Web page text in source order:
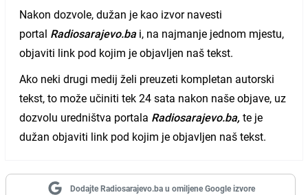
Nakon dozvole, dužan je kao izvor navesti
portal Radiosarajevo.bai, na najmanje jednom mjestu,
objaviti link pod kojim je objavljen naš tekst.
Ako neki drugi medij želi preuzeti kompletan autorski
tekst, to može učiniti tek 24 sata nakon naše objave, uz
dozvolu uredništva portala Radiosarajevo.ba, te je
dužan objaviti link pod kojim je objavljen naš tekst.
Dodajte Radiosarajevo.ba u omiljene Google izvore